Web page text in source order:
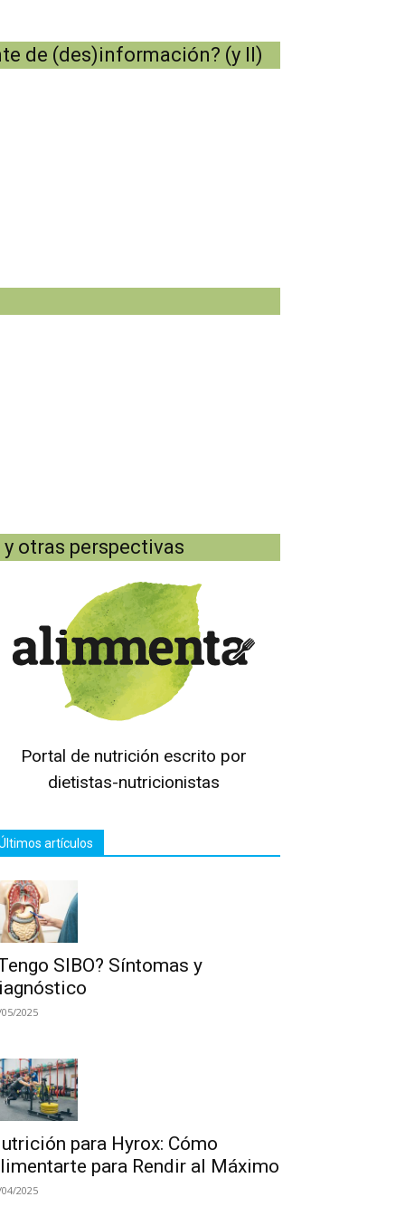
de (des)información? (y II)
otras perspectivas
Portal de nutrición escrito por
dietistas-nutricionistas
artículos
SIBO? Síntomas y
2025
para Hyrox: Cómo
para Rendir al Máximo
2025